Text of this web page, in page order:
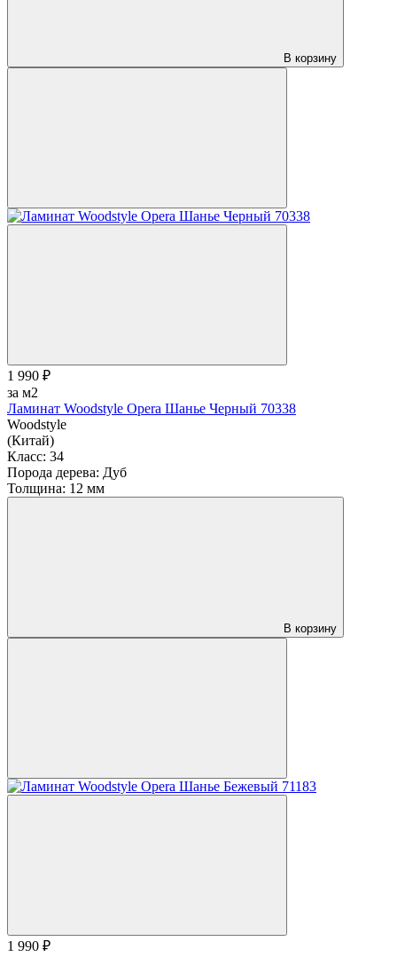
В корзину
1 990 ₽
за м2
Ламинат Woodstyle Opera Шанье Черный 70338
Woodstyle
(Китай)
Класс: 34
Порода дерева: Дуб
Толщина: 12 мм
В корзину
1 990 ₽